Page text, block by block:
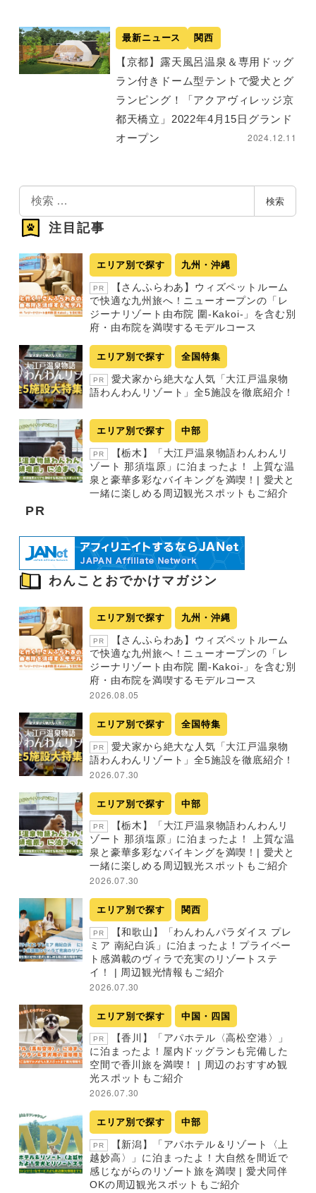
最新ニュース 関西
【京都】露天風呂温泉＆専用ドッグ
ラン付きドーム型テントで愛犬とグ
ランピング！「アクアヴィレッジ京
都天橋立」2022年4月15日グランド
オープン
2024.12.11
索
検索
注目記事
エリア別で探す 九州・沖縄
PR
【さんふらわあ】ウィズペットルーム
で快適な九州旅へ！ニューオープンの「レ
ジーナリゾート由布院 圍-Kakoi-」を含む別
府・由布院を満喫するモデルコース
エリア別で探す 全国特集
PR
愛犬家から絶大な人気「大江戸温泉物
語わんわんリゾート」全5施設を徹底紹介！
エリア別で探す 中部
PR
【栃木】「大江戸温泉物語わんわんリ
ゾート 那須塩原」に泊まったよ！ 上質な温
泉と豪華多彩なバイキングを満喫！| 愛犬と
一緒に楽しめる周辺観光スポットもご紹介
PR
わんことおでかけマガジン
エリア別で探す 九州・沖縄
PR
【さんふらわあ】ウィズペットルーム
で快適な九州旅へ！ニューオープンの「レ
ジーナリゾート由布院 圍-Kakoi-」を含む別
府・由布院を満喫するモデルコース
2026.08.05
エリア別で探す 全国特集
PR
愛犬家から絶大な人気「大江戸温泉物
語わんわんリゾート」全5施設を徹底紹介！
2026.07.30
エリア別で探す 中部
PR
【栃木】「大江戸温泉物語わんわんリ
ゾート 那須塩原」に泊まったよ！ 上質な温
泉と豪華多彩なバイキングを満喫！| 愛犬と
一緒に楽しめる周辺観光スポットもご紹介
2026.07.30
エリア別で探す 関西
PR
【和歌山】「わんわんパラダイス プレ
ミア 南紀白浜」に泊まったよ！プライベー
ト感満載のヴィラで充実のリゾートステ
イ！ | 周辺観光情報もご紹介
2026.07.30
エリア別で探す 中国・四国
PR
【香川】「アパホテル〈高松空港〉」
に泊まったよ！屋内ドッグランも完備した
空間で香川旅を満喫！ | 周辺のおすすめ観
光スポットもご紹介
2026.07.30
エリア別で探す 中部
PR
【新潟】「アパホテル＆リゾート〈上
越妙高〉」に泊まったよ！大自然を間近で
感じながらのリゾート旅を満喫 | 愛犬同伴
OKの周辺観光スポットもご紹介